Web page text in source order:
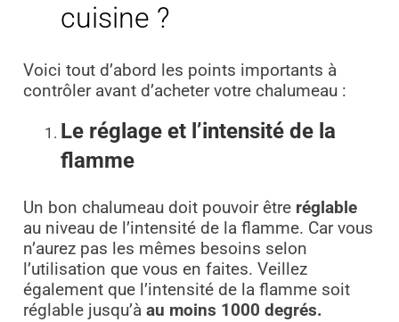
cuisine ?
Voici tout d’abord les points importants à
contrôler avant d’acheter votre chalumeau :
Le réglage et l’intensité de la
flamme
Un bon chalumeau doit pouvoir être réglable
au niveau de l’intensité de la flamme. Car vous
n’aurez pas les mêmes besoins selon
l’utilisation que vous en faites. Veillez
également que l’intensité de la flamme soit
réglable jusqu’à au moins 1000 degrés.